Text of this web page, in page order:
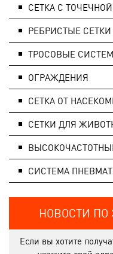
СЕТКА С
РЕБРИСТЫЕ СЕТКИ
ТРОСОВЫЕ
ОГРАЖДЕНИЯ
СЕТКА ОТ
СЕТКИ ДЛЯ
СИСТЕМA
НОВОСТИ ПО
Если вы хотите